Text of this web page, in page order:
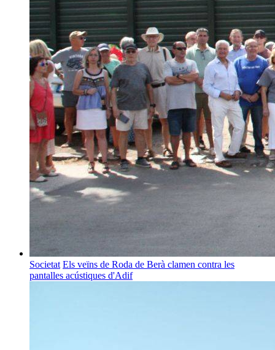
Societat Els veïns de Roda de Berà clamen contra les
pantalles acústiques d'Adif